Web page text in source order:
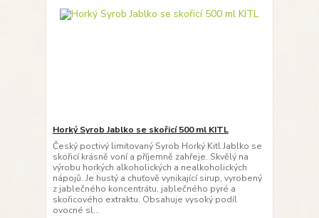
Horký Syrob Jablko se skořicí 500 ml KITL
Český poctivý limitovaný Syrob Horký Kitl Jablko se
skořicí krásně voní a příjemně zahřeje. Skvělý na
výrobu horkých alkoholických a nealkoholických
nápojů. Je hustý a chuťově vynikající sirup, vyrobený
z jablečného koncentrátu, jablečného pyré a
skořicového extraktu. Obsahuje vysoký podíl
ovocné sl...